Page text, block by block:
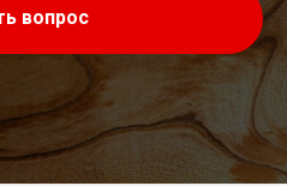
вопрос